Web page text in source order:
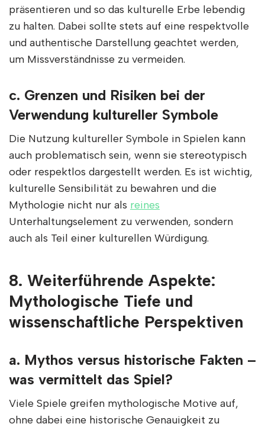
präsentieren und so das kulturelle Erbe lebendig
zu halten. Dabei sollte stets auf eine respektvolle
und authentische Darstellung geachtet werden,
um Missverständnisse zu vermeiden.
c. Grenzen und Risiken bei der
Verwendung kultureller Symbole
Die Nutzung kultureller Symbole in Spielen kann
auch problematisch sein, wenn sie stereotypisch
oder respektlos dargestellt werden. Es ist wichtig,
kulturelle Sensibilität zu bewahren und die
Mythologie nicht nur als reines
Unterhaltungselement zu verwenden, sondern
auch als Teil einer kulturellen Würdigung.
8. Weiterführende Aspekte:
Mythologische Tiefe und
wissenschaftliche Perspektiven
a. Mythos versus historische Fakten –
was vermittelt das Spiel?
Viele Spiele greifen mythologische Motive auf,
ohne dabei eine historische Genauigkeit zu